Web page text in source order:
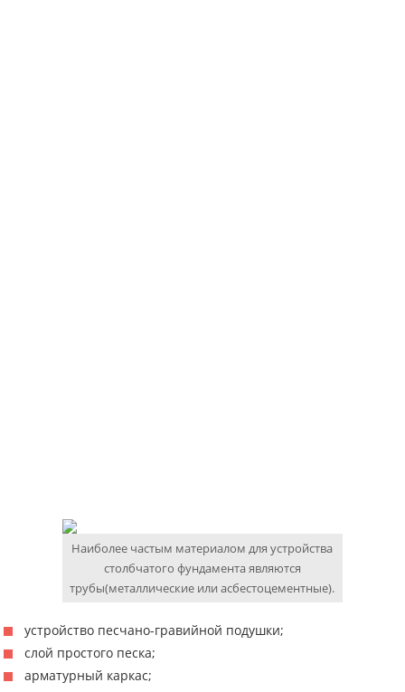
Наиболее частым материалом для устройства
столбчатого фундамента являются
трубы(металлические или асбестоцементные).
устройство песчано-гравийной подушки;
слой простого песка;
арматурный каркас;